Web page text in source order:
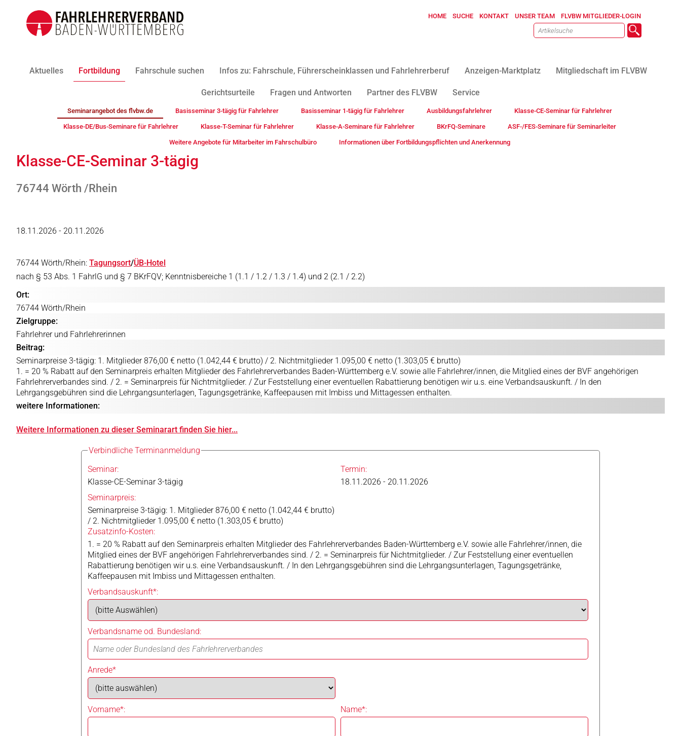
HOME SUCHE KONTAKT UNSER TEAM FLVBW MITGLIEDER-LOGIN
Aktuelles Fortbildung Fahrschule suchen Infos zu: Fahrschule, Führerscheinklassen und Fahrlehrerberuf Anzeigen-Marktplatz Mitgliedschaft im FLVBW
Gerichtsurteile Fragen und Antworten Partner des FLVBW Service
Seminarangebot des flvbw.de Basisseminar 3-tägig für Fahrlehrer Basisseminar 1-tägig für Fahrlehrer Ausbildungsfahrlehrer Klasse-CE-Seminar für Fahrlehrer
Klasse-DE/Bus-Seminare für Fahrlehrer Klasse-T-Seminar für Fahrlehrer Klasse-A-Seminare für Fahrlehrer BKrFQ-Seminare ASF-/FES-Seminare für Seminarleiter
Weitere Angebote für Mitarbeiter im Fahrschulbüro Informationen über Fortbildungspflichten und Anerkennung
Klasse-CE-Seminar 3-tägig
76744 Wörth /Rhein
18.11.2026 - 20.11.2026
76744 Wörth/Rhein: Tagungsort/ÜB-Hotel
nach § 53 Abs. 1 FahrlG und § 7 BKrFQV; Kenntnisbereiche 1 (1.1 / 1.2 / 1.3 / 1.4) und 2 (2.1 / 2.2)
Ort:
76744 Wörth/Rhein
Zielgruppe:
Fahrlehrer und Fahrlehrerinnen
Beitrag:
Seminarpreise 3-tägig: 1. Mitglieder 876,00 € netto (1.042,44 € brutto) / 2. Nichtmitglieder 1.095,00 € netto (1.303,05 € brutto)
1. = 20 % Rabatt auf den Seminarpreis erhalten Mitglieder des Fahrlehrerverbandes Baden-Württemberg e.V. sowie alle Fahrlehrer/innen, die Mitglied eines der BVF angehörigen
Fahrlehrerverbandes sind. / 2. = Seminarpreis für Nichtmitglieder. / Zur Feststellung einer eventuellen Rabattierung benötigen wir u.s. eine Verbandsauskunft. / In den
Lehrgangsgebühren sind die Lehrgangsunterlagen, Tagungsgetränke, Kaffeepausen mit Imbiss und Mittagessen enthalten.
weitere Informationen:
Weitere Informationen zu dieser Seminarart finden Sie hier...
Verbindliche Terminanmeldung
Seminar:
Klasse-CE-Seminar 3-tägig
Termin:
18.11.2026 - 20.11.2026
Seminarpreis:
Seminarpreise 3-tägig: 1. Mitglieder 876,00 € netto (1.042,44 € brutto)
/ 2. Nichtmitglieder 1.095,00 € netto (1.303,05 € brutto)
Zusatzinfo-Kosten:
1. = 20 % Rabatt auf den Seminarpreis erhalten Mitglieder des Fahrlehrerverbandes Baden-Württemberg e.V. sowie alle Fahrlehrer/innen, die
Mitglied eines der BVF angehörigen Fahrlehrerverbandes sind. / 2. = Seminarpreis für Nichtmitglieder. / Zur Feststellung einer eventuellen
Rabattierung benötigen wir u.s. eine Verbandsauskunft. / In den Lehrgangsgebühren sind die Lehrgangsunterlagen, Tagungsgetränke,
Kaffeepausen mit Imbiss und Mittagessen enthalten.
Verbandsauskunft*:
Verbandsname od. Bundesland:
Anrede*
Vorname*: Name*: